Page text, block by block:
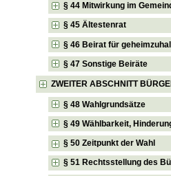
§ 44 Mitwirkung im
§ 45 Ältestenrat
§ 46 Beirat für
§ 47 Sonstige Beiräte
ZWEITER ABSCHNITT
§ 48 Wahlgrundsätze
§ 49 Wählbarkeit,
§ 50 Zeitpunkt der Wahl
§ 51 Rechtsstellung des